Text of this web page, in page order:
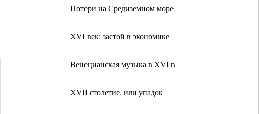
Потери на Средиземном море
XVI век: застой в экономике
Венецианская музыка в XVI в
XVII столетие, или упадок